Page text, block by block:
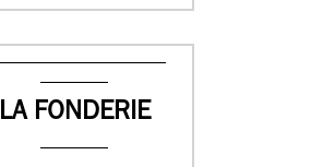
LA FONDERIE